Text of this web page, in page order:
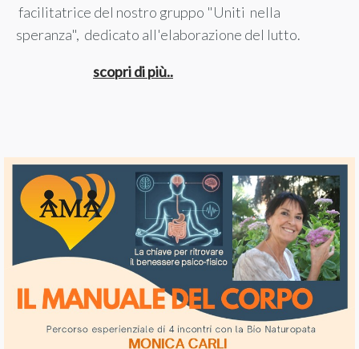
facilitatrice del nostro gruppo "Uniti nella
speranza", dedicato all'elaborazione del lutto.
scopri di più..